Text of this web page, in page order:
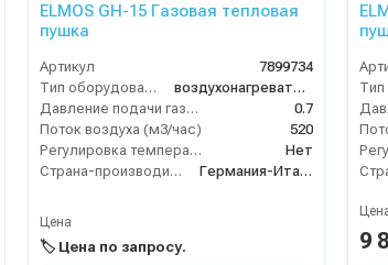
ELMOS GH-15 Газовая тепловая
пушка
Артикул
7899734
Тип оборудования
воздухонагреватель
Давление подачи газа (бар)
0.7
Поток воздуха (м3/час)
520
Регулировка температуры термостатом
Нет
Страна-производитель
Германия-Италия
Цена
🏷️ Цена по запросу. 9